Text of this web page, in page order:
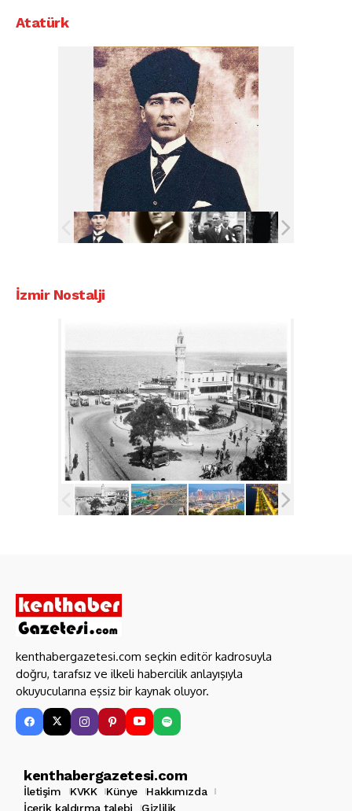
Atatürk
İzmir Nostalji
kenthabergazetesi.com seçkin editör kadrosuyla
doğru, tarafsız ve ilkeli habercilik anlayışıyla
okuyucularına eşsiz bir kaynak oluyor.
kenthabergazetesi.com
İletişim KVKK Künye
Hakkımızda
İçerik kaldırma talebi
Gizlilik